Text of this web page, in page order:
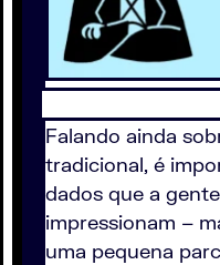
Falando ainda
tradicional, é
dados que a
impressionam –
uma pequena